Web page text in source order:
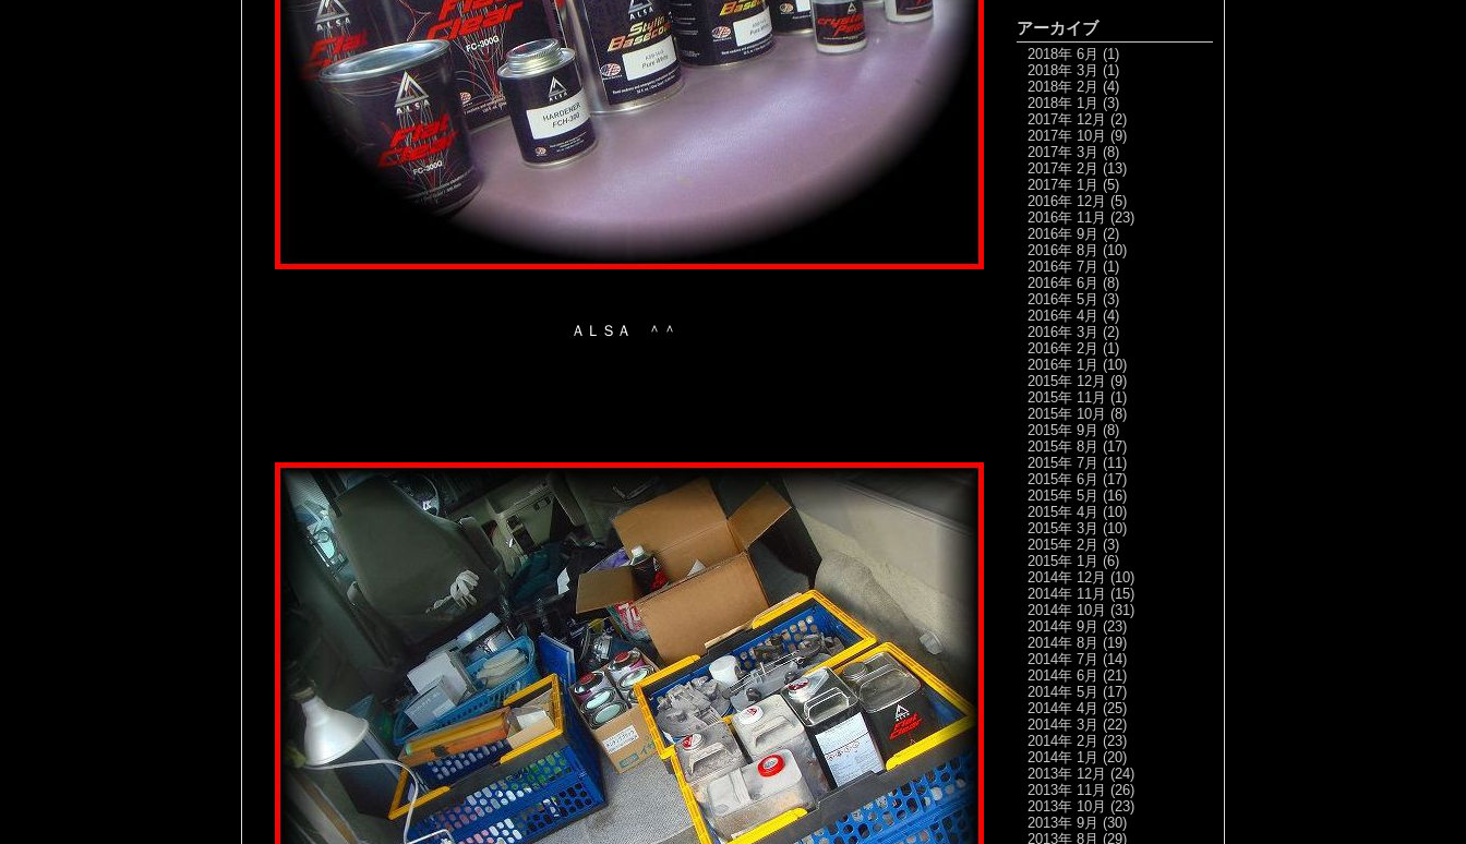
ＡＬＳＡ ＾＾
アーカイブ
2018年 6月 (1)
2018年 3月 (1)
2018年 2月 (4)
2018年 1月 (3)
2017年 12月 (2)
2017年 10月 (9)
2017年 3月 (8)
2017年 2月 (13)
2017年 1月 (5)
2016年 12月 (5)
2016年 11月 (23)
2016年 9月 (2)
2016年 8月 (10)
2016年 7月 (1)
2016年 6月 (8)
2016年 5月 (3)
2016年 4月 (4)
2016年 3月 (2)
2016年 2月 (1)
2016年 1月 (10)
2015年 12月 (9)
2015年 11月 (1)
2015年 10月 (8)
2015年 9月 (8)
2015年 8月 (17)
2015年 7月 (11)
2015年 6月 (17)
2015年 5月 (16)
2015年 4月 (10)
2015年 3月 (10)
2015年 2月 (3)
2015年 1月 (6)
2014年 12月 (10)
2014年 11月 (15)
2014年 10月 (31)
2014年 9月 (23)
2014年 8月 (19)
2014年 7月 (14)
2014年 6月 (21)
2014年 5月 (17)
2014年 4月 (25)
2014年 3月 (22)
2014年 2月 (23)
2014年 1月 (20)
2013年 12月 (24)
2013年 11月 (26)
2013年 10月 (23)
2013年 9月 (30)
2013年 8月 (29)